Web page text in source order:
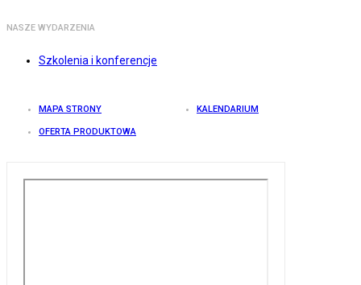
NASZE WYDARZENIA
Szkolenia i konferencje
MAPA STRONY KALENDARIUM
OFERTA PRODUKTOWA